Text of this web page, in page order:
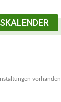
vorhanden.